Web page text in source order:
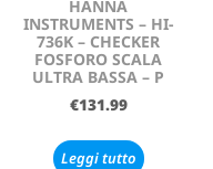
HANNA
INSTRUMENTS – HI-
736K – CHECKER
FOSFORO SCALA
ULTRA BASSA – P
€131.99
Leggi tutto